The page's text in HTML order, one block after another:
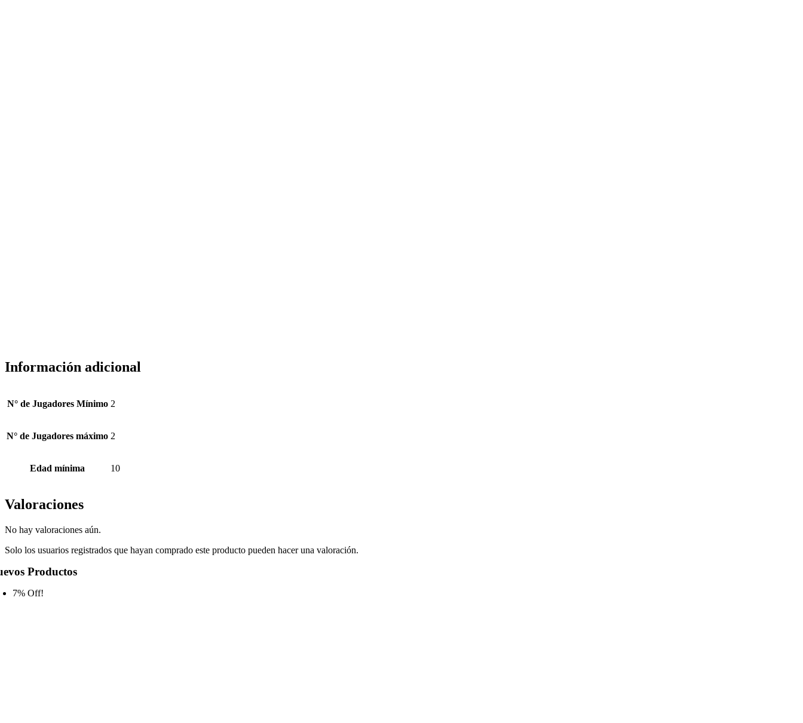
Información adicional
N° de Jugadores Mínimo 2
N° de Jugadores máximo 2
Edad mínima 10
Valoraciones
No hay valoraciones aún.
Solo los usuarios registrados que hayan comprado este producto pueden hacer una valoración.
Productos
7% Off!